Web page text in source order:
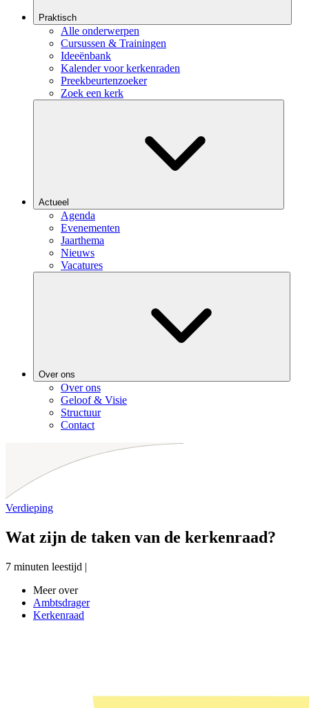
Praktisch
Alle onderwerpen
Cursussen & Trainingen
Ideeënbank
Kalender voor kerkenraden
Preekbeurtenzoeker
Zoek een kerk
Actueel
Agenda
Evenementen
Jaarthema
Nieuws
Vacatures
Over ons
Over ons
Geloof & Visie
Structuur
Contact
Verdieping
Wat zijn de taken van de kerkenraad?
7 minuten leestijd |
Meer over
Ambtsdrager
Kerkenraad